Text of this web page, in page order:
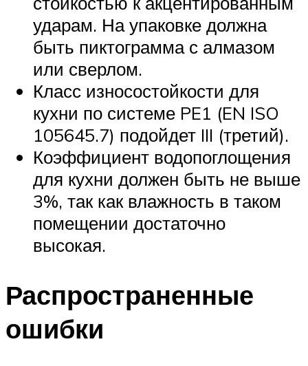
ударам. На упаковке должна
быть пиктограмма с алмазом
или сверлом.
Класс износостойкости для
кухни по системе PE1 (EN ISO
105645.7) подойдет III (третий).
Коэффициент водопоглощения
для кухни должен быть не выше
3%, так как влажность в таком
помещении достаточно
высокая.
Распространенные
ошибки